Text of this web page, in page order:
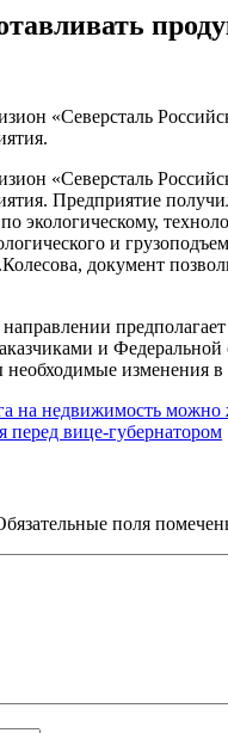
«Северсталь
«Северсталь
Предприятие
экологическому,
и
документ
и
изменения в
на недвижимость можно
перед вице-губернатором
поля